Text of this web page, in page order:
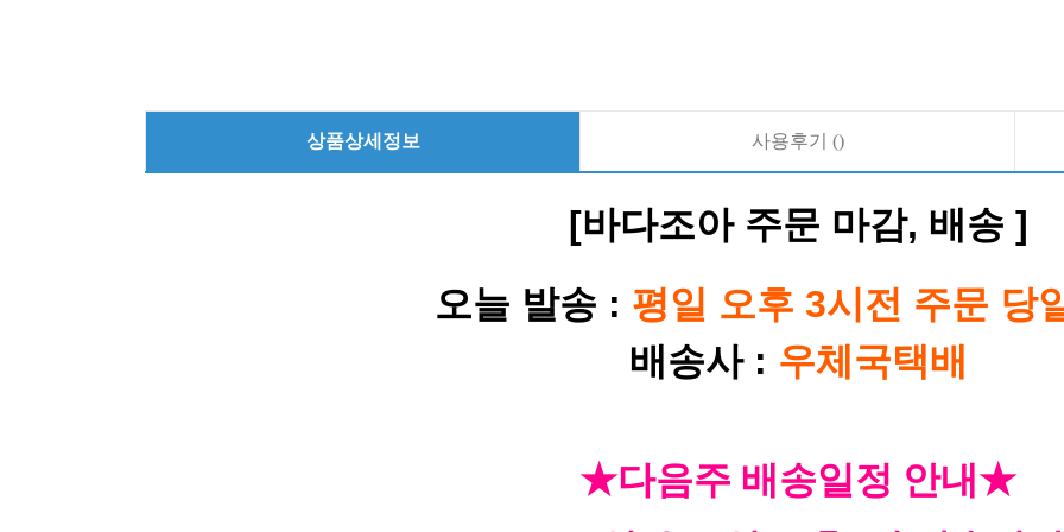
상품상세정보 사용후기 ()
[바다조아 주문 마감, 배송 ]
오늘 발송 : 평일 오후 3시전 주문 당
배송사 : 우체국택배
★다음주 배송일정 안내★